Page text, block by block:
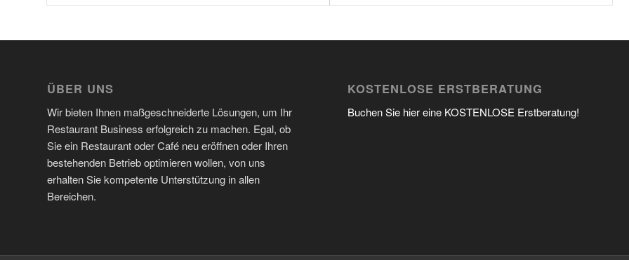
ÜBER UNS
Wir bieten Ihnen maßgeschneiderte Lösungen, um Ihr
Restaurant Business erfolgreich zu machen. Egal, ob
Sie ein Restaurant oder Café neu eröffnen oder Ihren
bestehenden Betrieb optimieren wollen, von uns
erhalten Sie kompetente Unterstützung in allen
Bereichen.
KOSTENLOSE ERSTBERATUNG
Buchen Sie hier eine KOSTENLOSE Erstberatung!